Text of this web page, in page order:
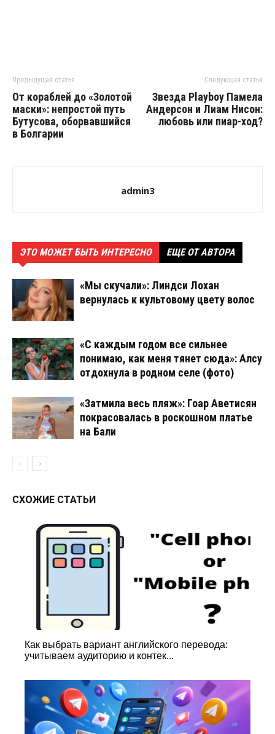
Предыдущая статья
От кораблей до «Золотой
маски»: непростой путь
Бутусова, оборвавшийся
в Болгарии
Следующая статья
Звезда Playboy Памела
Андерсон и Лиам Нисон:
любовь или пиар-ход?
admin3
ЭТО МОЖЕТ БЫТЬ ИНТЕРЕСНО ЕЩЕ ОТ АВТОРА
«Мы скучали»: Линдси Лохан
вернулась к культовому цвету волос
«С каждым годом все сильнее
понимаю, как меня тянет сюда»: Алсу
отдохнула в родном селе (фото)
«Затмила весь пляж»: Гоар Аветисян
покрасовалась в роскошном платье
на Бали
СХОЖИЕ СТАТЬИ
Как выбрать вариант английского перевода:
учитываем аудиторию и контек...